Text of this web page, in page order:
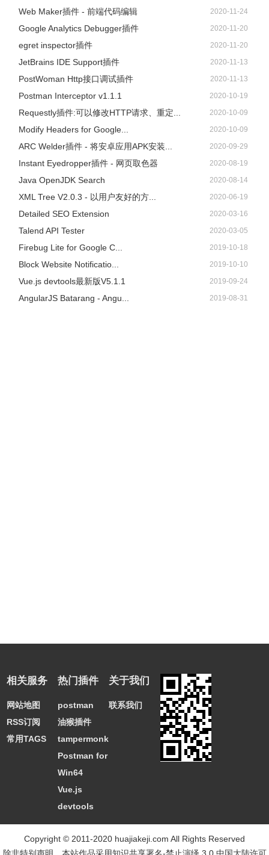
Web Maker插件 - 前端代码编辑 2020-11-24
Google Analytics Debugger插件 2020-11-20
egret inspector插件 2020-11-20
JetBrains IDE Support插件 2020-11-13
PostWoman Http接口调试插件 2020-11-13
Postman Interceptor v1.1.1 2020-10-19
Requestly插件:可以修改HTTP请求、重定... 2020-10-09
Modify Headers for Google... 2020-10-09
ARC Welder插件 - 将安卓应用APK安装... 2020-09-29
Instant Eyedropper插件 - 网页取色器 2020-08-19
Java OpenJDK Search 2020-08-14
XML Tree V2.0.3 - 以用户友好的方... 2020-06-19
Detailed SEO Extension 2020-03-16
Talend API Tester 2020-03-05
Firebug Lite for Google C... 2019-10-18
Block Website Notificatio... 2019-10-10
Vue.js devtools最新版V5.1.1 2019-09-24
AngularJS Batarang - Angu... 2019-08-31
相关服务
网站地图
RSS订阅
常用TAGS
热门插件
postman
油猴插件
tampermonkey
Postman for
Win64
Vue.js
devtools
关于我们
联系我们
Copyright © 2011-2020 huajiakeji.com All Rights Reserved